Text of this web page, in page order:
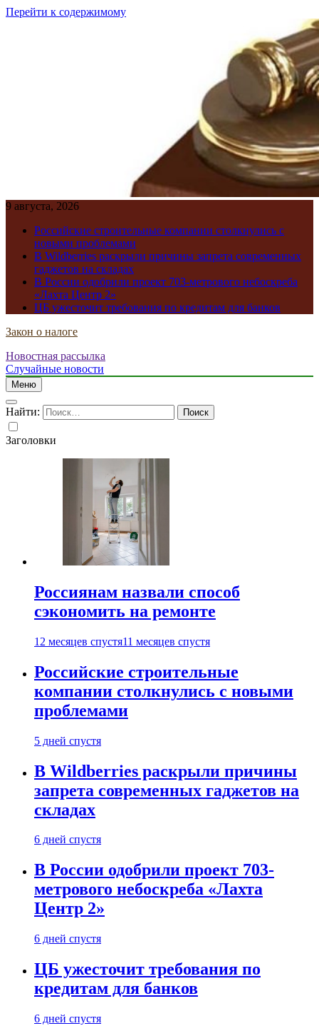
Перейти к содержимому
9 августа, 2026
Российские строительные компании столкнулись с
новыми проблемами
В Wildberries раскрыли причины запрета современных
гаджетов на складах
В России одобрили проект 703-метрового небоскреба
«Лахта Центр 2»
ЦБ ужесточит требования по кредитам для банков
Закон о налоге
Новостная рассылка
Случайные новости
Меню
Найти:
Заголовки
Россиянам назвали способ
сэкономить на ремонте
12 месяцев спустя11 месяцев спустя
Российские строительные
компании столкнулись с новыми
проблемами
5 дней спустя
В Wildberries раскрыли причины
запрета современных гаджетов на
складах
6 дней спустя
В России одобрили проект 703-
метрового небоскреба «Лахта
Центр 2»
6 дней спустя
ЦБ ужесточит требования по
кредитам для банков
6 дней спустя